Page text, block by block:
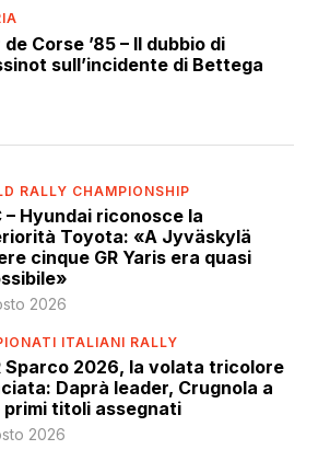
Corse ’85 – Il dubbio di
sull’incidente di Bettega
RALLY CHAMPIONSHIP
– Hyundai riconosce la
Toyota: «A Jyväskylä
cinque GR Yaris era quasi
2026
ITALIANI RALLY
Sparco 2026, la volata tricolore
Daprà leader, Crugnola a
primi titoli assegnati
2026